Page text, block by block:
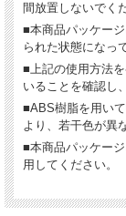
間放置しないでく
■本商品パッケー
られた状態になっ
■上記の使用方法
いることを確認し
■ABS樹脂を用い
より、若干色が異
■本商品パッケー
用してください。